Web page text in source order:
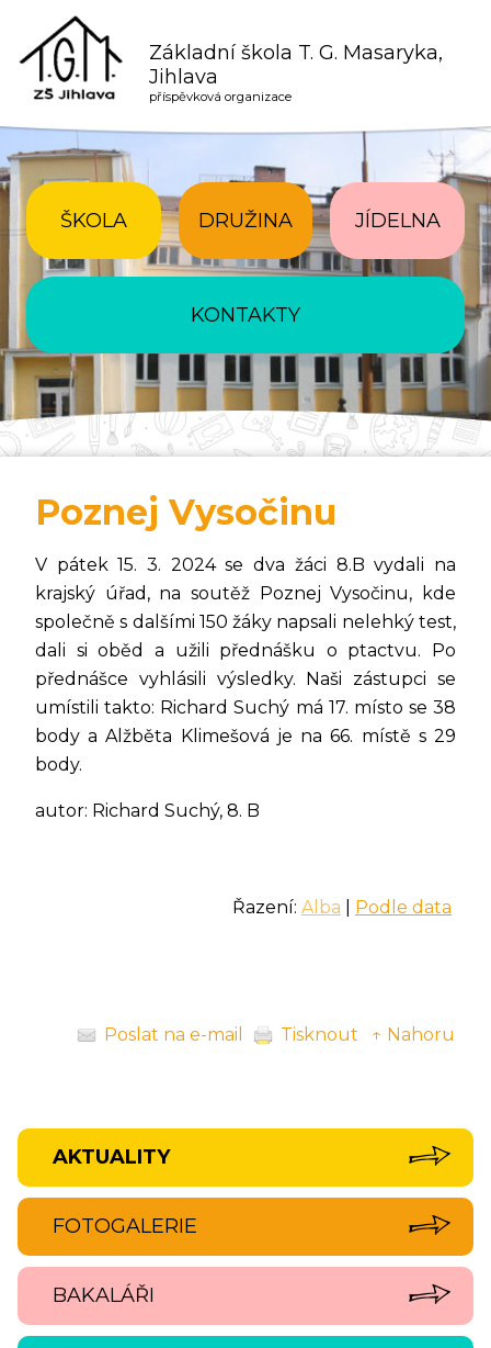
Základní škola T. G. Masaryka,
Jihlava
příspěvková organizace
ŠKOLA DRUŽINA JÍDELNA
KONTAKTY
Poznej Vysočinu
V pátek 15. 3. 2024 se dva žáci 8.B vydali na
krajský úřad, na soutěž Poznej Vysočinu, kde
společně s dalšími 150 žáky napsali nelehký test,
dali si oběd a užili přednášku o ptactvu. Po
přednášce vyhlásili výsledky. Naši zástupci se
umístili takto: Richard Suchý má 17. místo se 38
body a Alžběta Klimešová je na 66. místě s 29
body.
autor: Richard Suchý, 8. B
Řazení: Alba Podle data
Poslat na e-mail Tisknout ↑ Nahoru
AKTUALITY
FOTOGALERIE
BAKALÁŘI